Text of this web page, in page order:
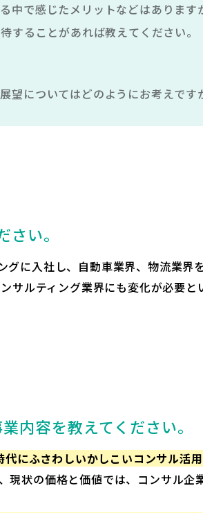
中で感じたメリットなどはあります
することがあれば教えてください。
望についてはどのようにお考えです
い。
に入社し、自動車業界、物流業界
ルティング業界にも変化が必要
容を教えてください。
代にふさわしいかしこいコンサル活用
状の価格と価値では、コンサル企